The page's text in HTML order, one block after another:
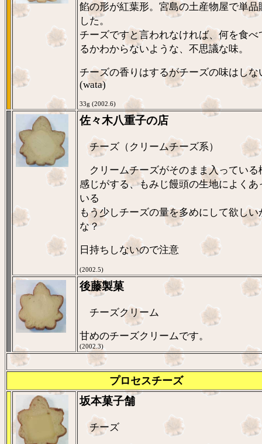
餡の形が紅葉形。宮島の土産物屋で単品
した。
チーズですと言われなければ、何を食べ
るかわからないような、不思議な味。
チーズの香りはするがチーズの味はしな
(wata)
33g (2002.6)
佐々木八重子の店
チーズ（クリームチーズ系）
クリームチーズがそのまま入っている
感じがする、もみじ饅頭の生地によくあ
いる
もう少しチーズの量を多めにして欲しい
な？
日持ちしないので注意
(2002.5)
後藤製菓
チーズクリーム
甘めのチーズクリームです。
(2002.3)
プロセスチーズ
坂本菓子舗
チーズ